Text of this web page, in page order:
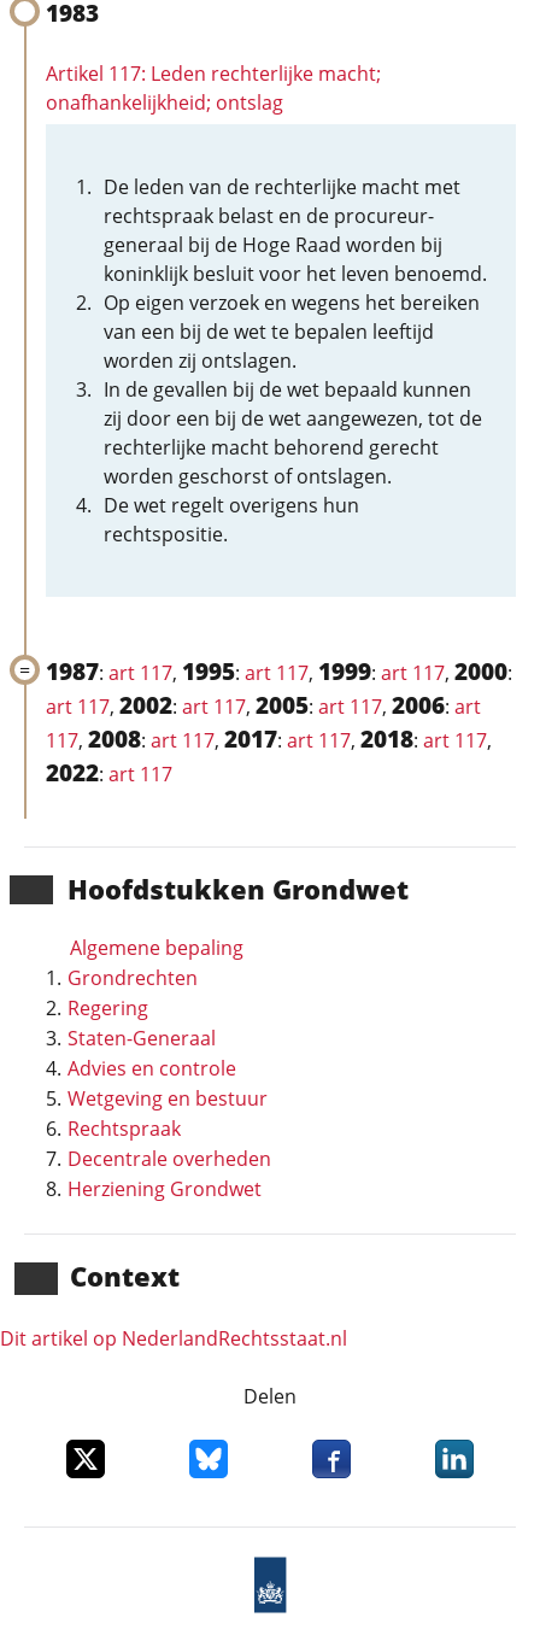
Hoofd­stukken Grondwet
Algemene bepaling
Grondrechten
Regering
Staten-Generaal
Advies en controle
Wetgeving en bestuur
Rechtspraak
Decentrale overheden
Herziening Grondwet
Context
Dit artikel op NederlandRechts­staat.nl
1983
Artikel 117: Leden rechterlijke macht;
onafhankelijkheid; ontslag
De leden van de rechterlijke macht met
rechtspraak belast en de procureur-
generaal bij de Hoge Raad worden bij
koninklijk besluit voor het leven benoemd.
Op eigen verzoek en wegens het bereiken
van een bij de wet te bepalen leeftijd
worden zij ontslagen.
In de gevallen bij de wet bepaald kunnen
zij door een bij de wet aangewezen, tot de
rechterlijke macht behorend gerecht
worden geschorst of ontslagen.
De wet regelt overigens hun
rechtspositie.
1987: art 117, 1995: art 117, 1999: art 117, 2000:
art 117, 2002: art 117, 2005: art 117, 2006: art
117, 2008: art 117, 2017: art 117, 2018: art 117,
2022: art 117
Delen
Deel dit item op XDeel dit item op Bluesky
Deel dit item opDeel dit